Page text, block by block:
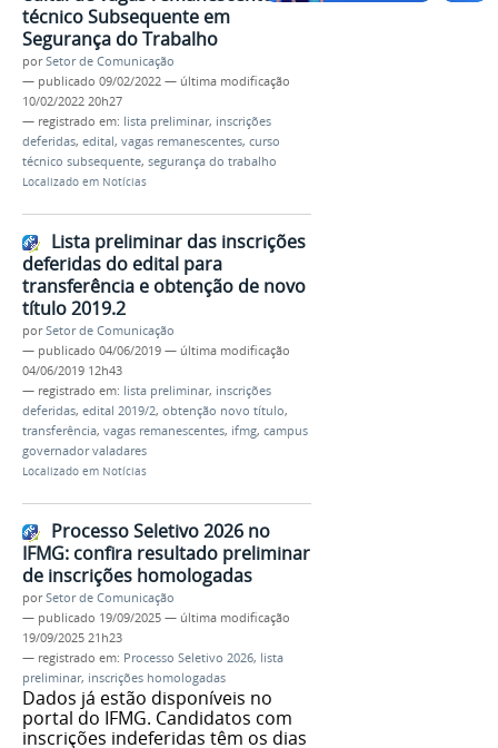
técnico Subsequente em
Segurança do Trabalho
porSetor de Comunicação
— publicado 09/02/2022 — última modificação
10/02/2022 20h27
— registrado em: lista preliminar, inscrições
deferidas, edital, vagas remanescentes, curso
técnico subsequente, segurança do trabalho
Localizado em Notícias
Lista preliminar das inscrições
deferidas do edital para
transferência e obtenção de novo
título 2019.2
porSetor de Comunicação
— publicado 04/06/2019 — última modificação
04/06/2019 12h43
— registrado em: lista preliminar, inscrições
deferidas, edital 2019/2, obtenção novo título,
transferência, vagas remanescentes, ifmg, campus
governador valadares
Localizado em Notícias
Processo Seletivo 2026 no
IFMG: confira resultado preliminar
de inscrições homologadas
porSetor de Comunicação
— publicado 19/09/2025 — última modificação
19/09/2025 21h23
— registrado em: Processo Seletivo 2026, lista
preliminar, inscrições homologadas
Dados já estão disponíveis no
portal do IFMG. Candidatos com
inscrições indeferidas têm os dias